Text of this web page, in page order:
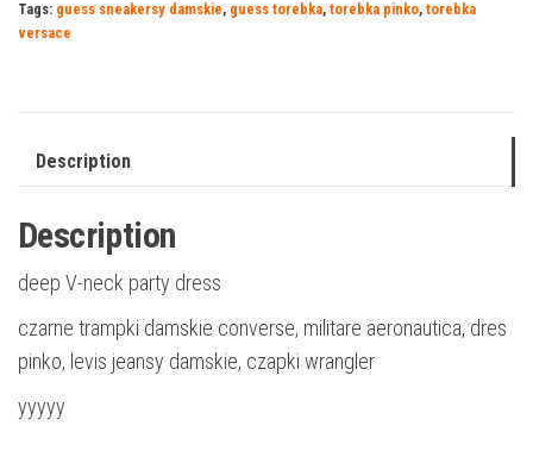
Tags: guess sneakersy damskie, guess torebka, torebka pinko, torebka
versace
Description
Description
deep V-neck party dress
czarne trampki damskie converse, militare aeronautica, dres
pinko, levis jeansy damskie, czapki wrangler
yyyyy